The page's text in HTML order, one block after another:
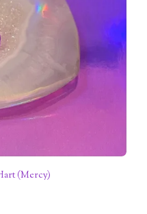
(Mercy)